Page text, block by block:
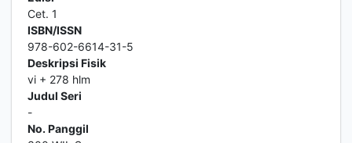
Cet. 1
ISBN/ISSN
978-602-6614-31-5
Deskripsi Fisik
vi + 278 hlm
Judul Seri
-
No. Panggil